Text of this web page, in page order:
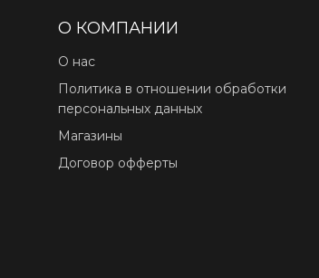
О КОМПАНИИ
О нас
Политика в отношении обработки
персональных данных
Магазины
Договор офферты